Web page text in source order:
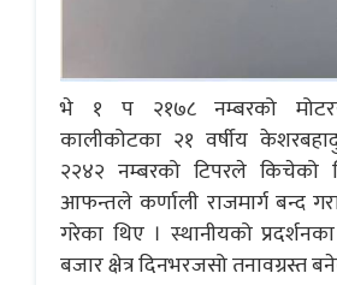
भे १ प २१७८ नम्बरको
कालीकोटका २१ वर्षीय
२२४२ नम्बरको टिपरले किचेको
आफन्तले कर्णाली राजमार्ग बन्द
गरेका थिए । स्थानीयको
बजार क्षेत्र दिनभरजसो तनावग्रस्त